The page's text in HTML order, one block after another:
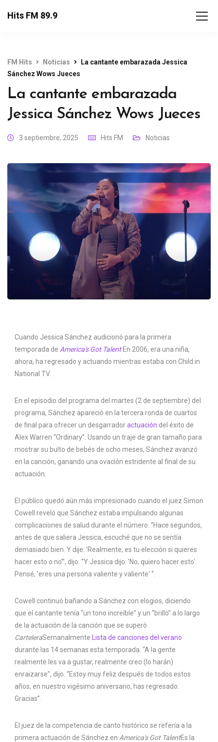
Hits FM 89.9
FM Hits Noticias
La cantante embarazada Jessica
Sánchez Wows Jueces
La cantante embarazada
Jessica Sánchez Wows Jueces
3 septiembre, 2025 Hits FM Noticias
Cuando Jessica Sánchez audicionó para la primera
temporada de America's Got Talent En 2006, era una niña,
ahora, ha regresado y actuando mientras estaba con Child in
National TV.
En el episodio del programa del martes (2 de septiembre) del
programa, Sánchez apareció en la tercera ronda de cuartos
de final para ofrecer un desgarradoractuación del éxito de
Alex Warren “Ordinary”. Usando un traje de gran tamaño para
mostrar su bulto de bebés de ocho meses, Sánchez avanzó
en la canción, ganando una ovación estridente al final de su
actuación.
El público quedó aún más impresionado cuando el juez Simon
Cowell reveló que Sánchez estaba impulsando algunas
complicaciones de salud durante el número. “Hace segundos,
antes de que saliera Jessica, escuché que no se sentía
demasiado bien. Y dije: 'Realmente, es tu elección si quieres
hacer esto o no'”, dijo. “Y Jessica dijo: 'No, quiero hacer esto'.
Pensé, 'eres una persona valiente y valiente' “.
Cowell continuó bañando a Sánchez con elogios, diciendo
que el cantante tenía “un tono increíble” y un “brillo” a lo largo
de la actuación de la canción que se superó
CarteleraSemanalmente
Lista de canciones del verano
durante las 14 semanas esta temporada. “A la gente
realmente les va a gustar, realmente creo (lo harán)
enraizarse”, dijo. “Estoy muy feliz después de todos estos
años, en nuestro vigésimo aniversario, has regresado.
Gracias”.
El juez de la competencia de canto histórico se refería a la
primera actuación de Sánchez en America's Got TalentEs la